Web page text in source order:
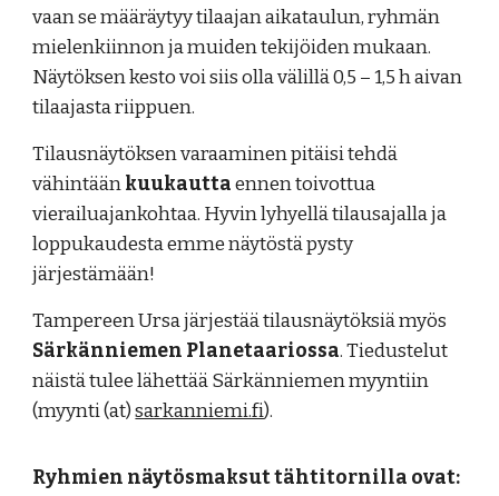
vaan se määräytyy tilaajan aikataulun, ryhmän
mielenkiinnon ja muiden tekijöiden mukaan.
Näytöksen kesto voi siis olla välillä 0,5 – 1,5 h aivan
tilaajasta riippuen.
Tilausnäytöksen varaaminen pitäisi tehdä
vähintäänkuukauttaennen toivottua
vierailuajankohtaa. Hyvin lyhyellä tilausajalla ja
loppukaudesta emme näytöstä pysty
järjestämään!
Tampereen Ursa järjestää tilausnäytöksiä myös
Särkänniemen Planetaariossa. Tiedustelut
näistä tulee lähettää Särkänniemen myyntiin
(myynti (at)sarkanniemi.fi).
Ryhmien näytösmaksut tähtitornilla ovat: